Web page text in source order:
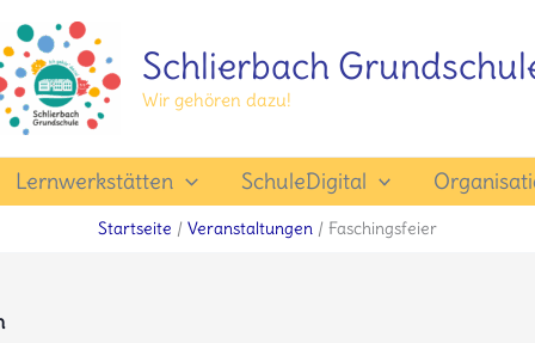
Schlierbach
Wir gehören dazu!
Lernwerkstätten SchuleDigital
Startseite Veranstaltungen Faschingsfeier